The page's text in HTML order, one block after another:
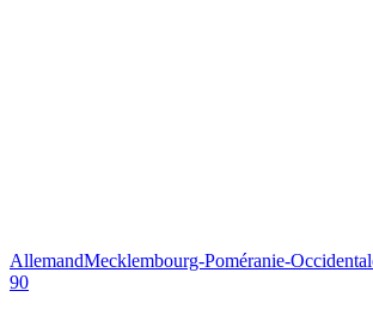
AllemandMecklembourg-Poméranie-
90